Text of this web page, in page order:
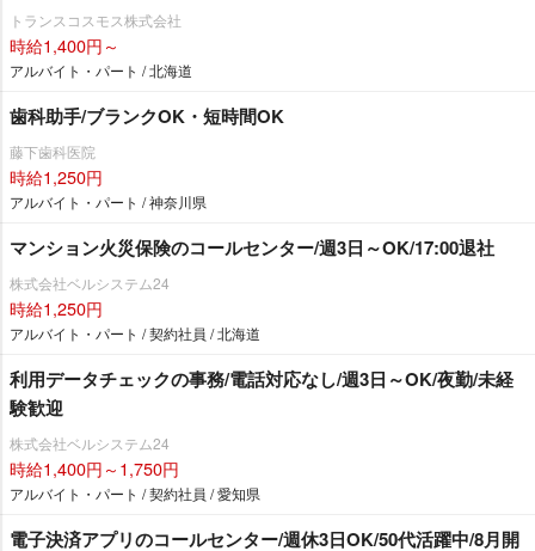
トランスコスモス株式会社
時給1,400円～
アルバイト・パート / 北海道
歯科助手/ブランクOK・短時間OK
藤下歯科医院
時給1,250円
アルバイト・パート / 神奈川県
マンション火災保険のコールセンター/週3日～OK/17:00退社
株式会社ベルシステム24
時給1,250円
アルバイト・パート / 契約社員 / 北海道
利用データチェックの事務/電話対応なし/週3日～OK/夜勤/未経
験歓迎
株式会社ベルシステム24
時給1,400円～1,750円
アルバイト・パート / 契約社員 / 愛知県
電子決済アプリのコールセンター/週休3日OK/50代活躍中/8月開